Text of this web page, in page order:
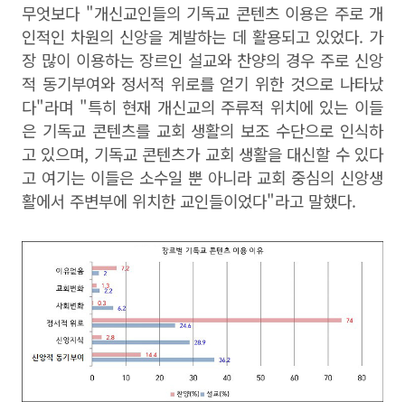
무엇보다 "개신교인들의 기독교 콘텐츠 이용은 주로 개
인적인 차원의 신앙을 계발하는 데 활용되고 있었다. 가
장 많이 이용하는 장르인 설교와 찬양의 경우 주로 신앙
적 동기부여와 정서적 위로를 얻기 위한 것으로 나타났
다"라며 "특히 현재 개신교의 주류적 위치에 있는 이들
은 기독교 콘텐츠를 교회 생활의 보조 수단으로 인식하
고 있으며, 기독교 콘텐츠가 교회 생활을 대신할 수 있다
고 여기는 이들은 소수일 뿐 아니라 교회 중심의 신앙생
활에서 주변부에 위치한 교인들이었다"라고 말했다.